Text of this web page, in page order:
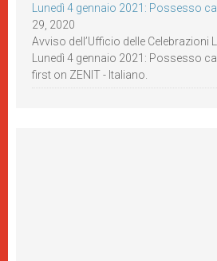
Lunedì 4 gennaio 2021: Possesso
29, 2020
Avviso dell’Ufficio delle Celebrazioni
Lunedì 4 gennaio 2021: Possesso
first on ZENIT - Italiano.